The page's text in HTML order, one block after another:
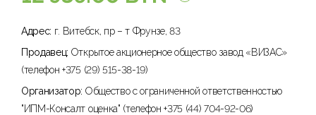
Адрес: г. Витебск, пр – т Фрунзе, 83
Продавец: Открытое акционерное общество завод «ВИЗАС»
(телефон +375 (29) 515-38-19)
Организатор: Общество с ограниченной ответственностью
"ИПМ-Консалт оценка" (телефон +375 (44) 704-92-06)